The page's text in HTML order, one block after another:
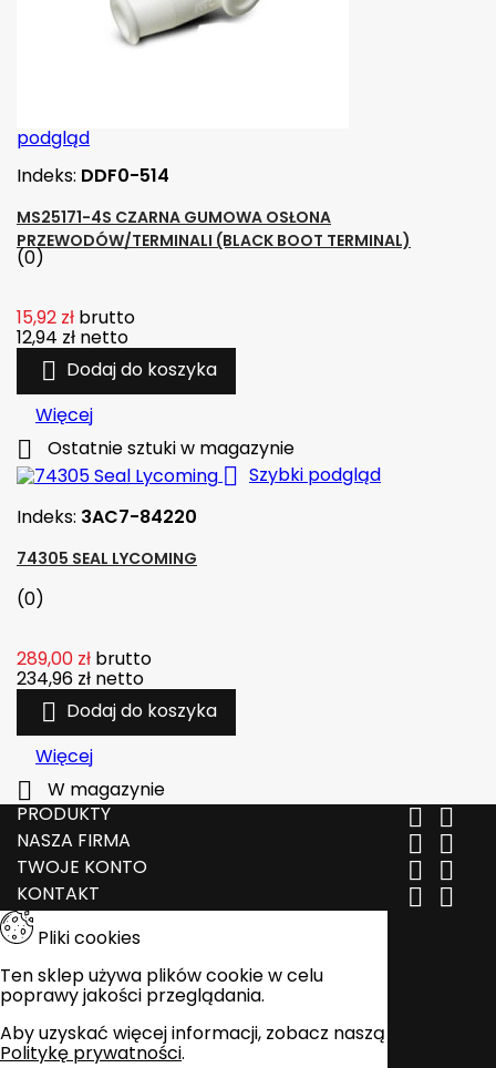
podgląd
Indeks: DDF0-514
MS25171-4S CZARNA GUMOWA OSŁONA
PRZEWODÓW/TERMINALI (BLACK BOOT TERMINAL)
(0)
15,92 zł brutto
12,94 zł netto
 Dodaj do koszyka
Więcej
 Ostatnie sztuki w magazynie
 Szybki podgląd
Indeks: 3AC7-84220
74305 SEAL LYCOMING
(0)
289,00 zł brutto
234,96 zł netto
 Dodaj do koszyka
Więcej

W magazynie
PRODUKTY
 
NASZA FIRMA  
TWOJE KONTO  
KONTAKT  
Pliki cookies
Ten sklep używa plików cookie w celu
poprawy jakości przeglądania.
Aby uzyskać więcej informacji, zobacz naszą
Politykę prywatności.